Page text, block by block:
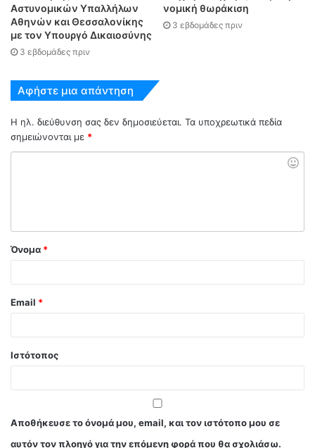
Αστυνομικών Υπαλλήλων
Αθηνών και Θεσσαλονίκης
με τον Υπουργό Δικαιοσύνης
3 εβδομάδες πριν
νομική θωράκιση
3 εβδομάδες πριν
Αφήστε μια απάντηση
Η ηλ. διεύθυνση σας δεν δημοσιεύεται. Τα υποχρεωτικά πεδία
σημειώνονται με *
Όνομα *
Email *
Ιστότοπος
Αποθήκευσε το όνομά μου, email, και τον ιστότοπο μου σε
αυτόν τον πλοηγό για την επόμενη φορά που θα σχολιάσω.